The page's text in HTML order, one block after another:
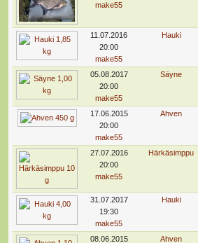
make55
11.07.2016
20:00
make55
Hauki
05.08.2017
20:00
make55
Säyne
17.06.2015
20:00
make55
Ahven
27.07.2016
20:00
make55
Härkäsimppu
31.07.2017
19:30
make55
Hauki
08.06.2015
Ahven